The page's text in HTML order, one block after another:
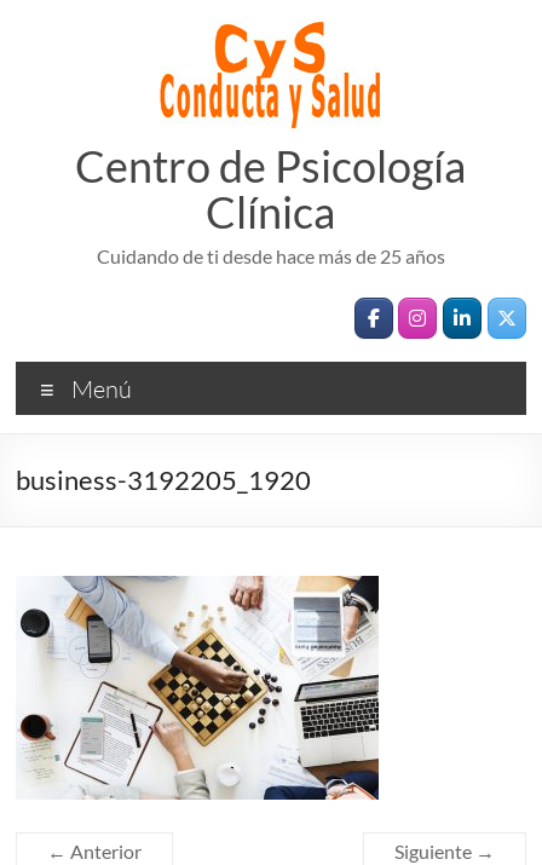
Centro de Psicología
Clínica
Cuidando de ti desde hace más de 25 años
Menú
business-3192205_1920
← Anterior Siguiente →